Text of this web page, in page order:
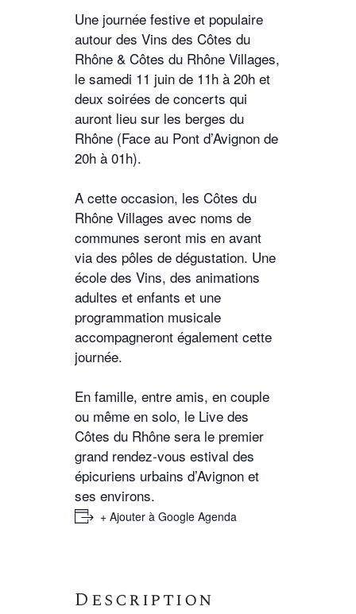
Une journée festive et populaire
autour des Vins des Côtes du
Rhône & Côtes du Rhône Villages,
le samedi 11 juin de 11h à 20h et
deux soirées de concerts qui
auront lieu sur les berges du
Rhône (Face au Pont d’Avignon de
20h à 01h).
A cette occasion, les Côtes du
Rhône Villages avec noms de
communes seront mis en avant
via des pôles de dégustation. Une
école des Vins, des animations
adultes et enfants et une
programmation musicale
accompagneront également cette
journée.
En famille, entre amis, en couple
ou même en solo, le Live des
Côtes du Rhône sera le premier
grand rendez-vous estival des
épicuriens urbains d’Avignon et
ses environs.
+ Ajouter à Google Agenda
Description